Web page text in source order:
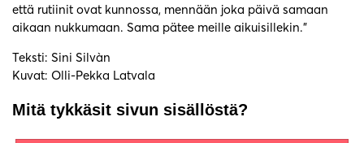
että rutiinit ovat kunnossa, mennään joka päivä samaan
aikaan nukkumaan. Sama pätee meille aikuisillekin.”
Teksti: Sini Silvàn
Kuvat: Olli-Pekka Latvala
Mitä tykkäsit sivun sisällöstä?